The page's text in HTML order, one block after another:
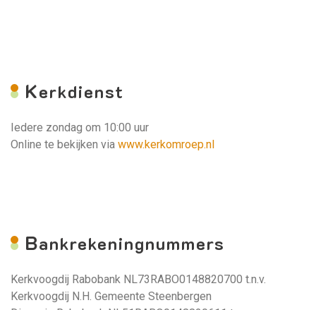
Kerkdienst
Iedere zondag om 10:00 uur
Online te bekijken via www.kerkomroep.nl
Bankrekeningnummers
Kerkvoogdij Rabobank NL73RABO0148820700 t.n.v.
Kerkvoogdij N.H. Gemeente Steenbergen